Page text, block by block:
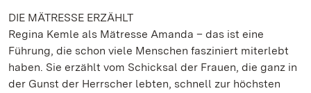
DIE MÄTRESSE ERZÄHLT
Regina Kemle als Mätresse Amanda – das ist eine
Führung, die schon viele Menschen fasziniert miterlebt
haben. Sie erzählt vom Schicksal der Frauen, die ganz in
der Gunst der Herrscher lebten, schnell zur höchsten